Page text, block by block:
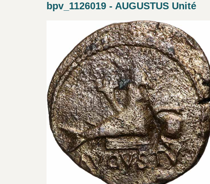
bpv_1126019 - AUGUSTUS Unité